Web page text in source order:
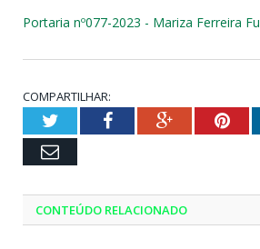
Portaria nº077-2023 - Mariza Ferreira
COMPARTILHAR:
TwitterFacebookGoogle+
Email
CONTEÚDO RELACIONADO